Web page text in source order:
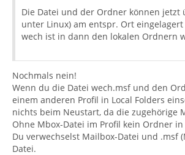
Die Datei und der Ordner können jetzt
unter Linux) am entspr. Ort
wech ist in dann den lokalen Ordnern
Nochmals nein!
Wenn du die Datei wech.msf und den
einem anderen Profil in Local Folders
nichts beim Neustart, da die zugehörige
Ohne Mbox-Datei im Profil kein Ordner
Du verwechselst Mailbox-Datei und .msf
Datei.